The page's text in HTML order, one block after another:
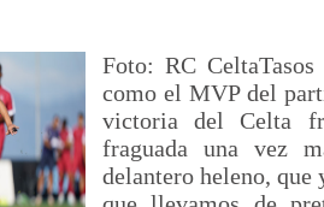
Foto: RC
como el MVP del
victoria del Celta
fraguada una vez
delantero heleno, que